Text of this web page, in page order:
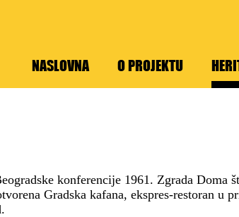
NASLOVNA O PROJEKTU
konferencije 1961. Zgrada Doma
Gradska kafana, ekspres-restoran u